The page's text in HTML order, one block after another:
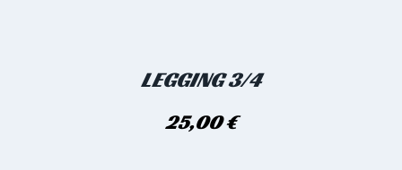
LEGGING 3/4
25,00€